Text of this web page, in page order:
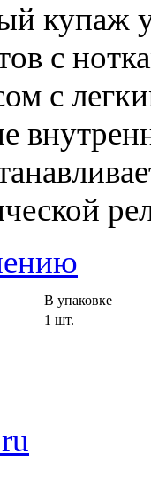
купаж
с
с
В упаковке
1 шт.